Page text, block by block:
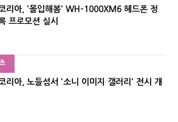
리아, '몰입해봄' WH-1000XM6 헤드폰 정
프로모션 실시
리아, 노들섬서 '소니 이미지 갤러리' 전시 개